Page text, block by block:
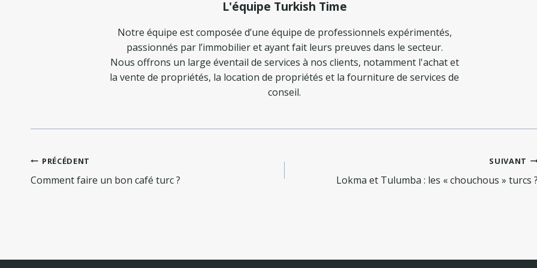
L'équipe Turkish Time
Notre équipe est composée d’une équipe de professionnels expérimentés,
passionnés par l’immobilier et ayant fait leurs preuves dans le secteur.
Nous offrons un large éventail de services à nos clients, notamment l'achat et
la vente de propriétés, la location de propriétés et la fourniture de services de
conseil.
Navigation
de
l’article
PRÉCÉDENT
Comment faire un bon café turc ?
SUIVANT
Lokma et Tulumba : les « chouchous » turcs